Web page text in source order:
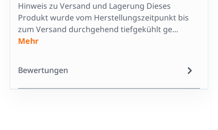
Hinweis zu Versand und Lagerung Dieses
Produkt wurde vom Herstellungszeitpunkt bis
zum Versand durchgehend tiefgekühlt ge...
Mehr
Bewertungen